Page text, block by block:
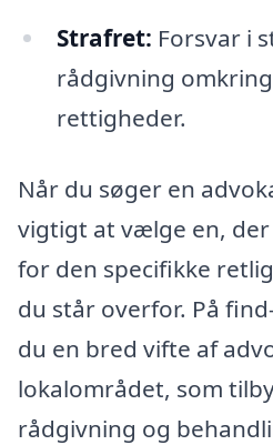
Strafret: Forsvar i
rådgivning
rettigheder.
Når du søger en
vigtigt at vælge en,
for den specifikke
du står overfor. På
du en bred vifte af
lokalområdet, som
rådgivning og